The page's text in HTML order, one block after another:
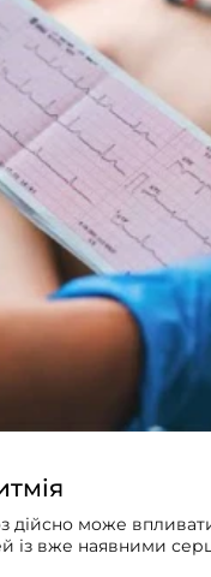
дійсно може
із вже наявними